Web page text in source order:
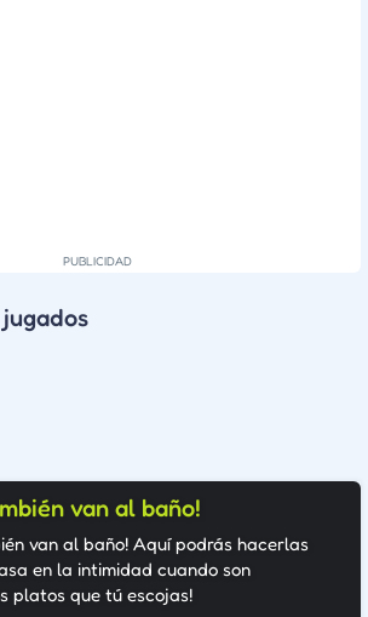
van al baño!
van al baño! Aquí podrás hacerlas
en la intimidad cuando son
platos que tú escojas!